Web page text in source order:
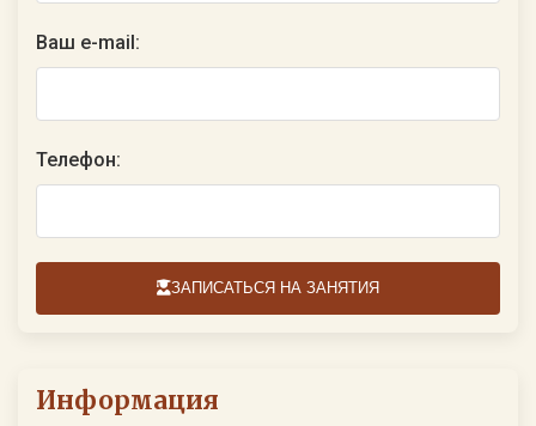
Ваш e-mail:
Телефон:
ЗАПИСАТЬСЯ НА ЗАНЯТИЯ
Информация